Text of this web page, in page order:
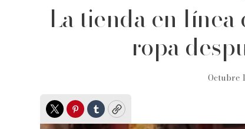
La tienda en
ropa
Octubre
TwitterPinterest
TumblrCopy